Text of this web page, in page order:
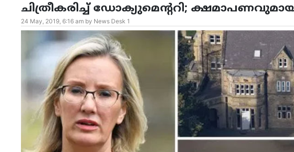
ചിത്രീകരിച്ച് ഡോക്യുമെന്ററി;
24 May, 2019, 6:16 am by News Desk 1